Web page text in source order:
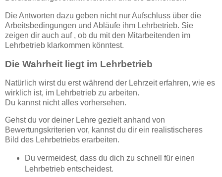
Die Antworten dazu geben nicht nur Aufschluss über die
Arbeitsbedingungen und Abläufe ihm Lehrbetrieb. Sie
zeigen dir auch auf , ob du mit den Mitarbeitenden im
Lehrbetrieb klarkommen könntest.
Die Wahrheit liegt im Lehrbetrieb
Natürlich wirst du erst während der Lehrzeit erfahren, wie es
wirklich ist, im Lehrbetrieb zu arbeiten.
Du kannst nicht alles vorhersehen.
Gehst du vor deiner Lehre gezielt anhand von
Bewertungskriterien vor, kannst du dir ein realistischeres
Bild des Lehrbetriebs erarbeiten.
Du vermeidest, dass du dich zu schnell für einen
Lehrbetrieb entscheidest.